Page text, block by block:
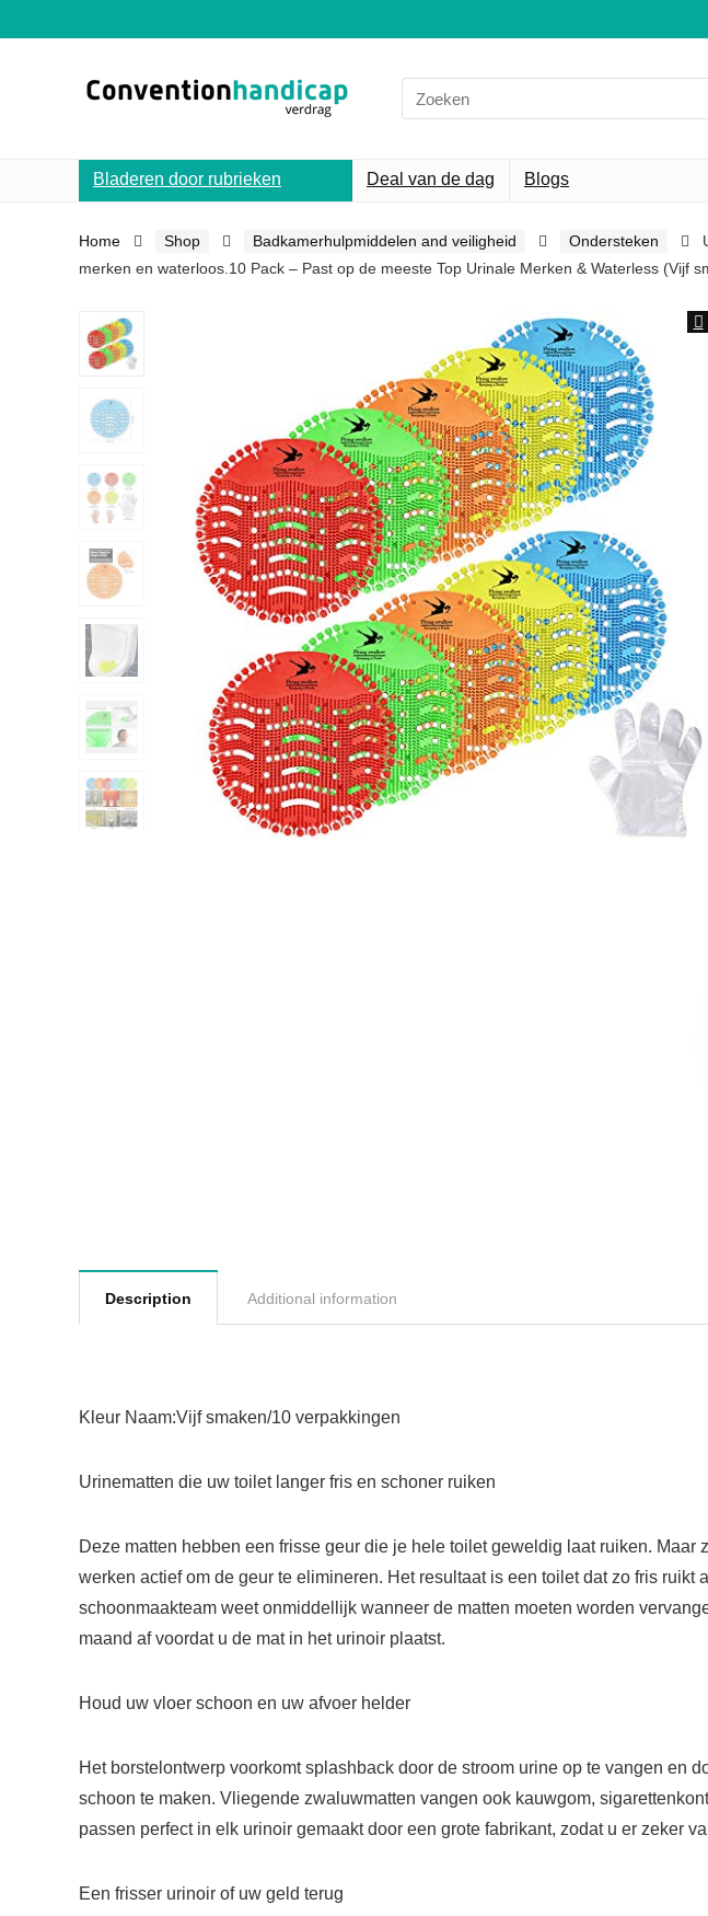
Search
for:
Bladeren door rubrieken Deal van de dag Blogs
Home Shop Badkamerhulpmiddelen and veiligheid Ondersteken
merken en waterloos.10 Pack – Past op de meeste Top Urinale Merken & Waterless (Vijf
Description Additional information
Kleur Naam:Vijf smaken/10 verpakkingen
Urinematten die uw toilet langer fris en schoner ruiken
Deze matten hebben een frisse geur die je hele toilet geweldig laat ruiken.
werken actief om de geur te elimineren. Het resultaat is een toilet dat zo fris
schoonmaakteam weet onmiddellijk wanneer de matten moeten worden
maand af voordat u de mat in het urinoir plaatst.
Houd uw vloer schoon en uw afvoer helder
Het borstelontwerp voorkomt splashback door de stroom urine op te vangen en
schoon te maken. Vliegende zwaluwmatten vangen ook kauwgom,
passen perfect in elk urinoir gemaakt door een grote fabrikant, zodat u er zeker
Een frisser urinoir of uw geld terug